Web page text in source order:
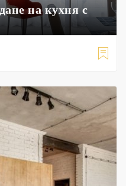
на кухня с
